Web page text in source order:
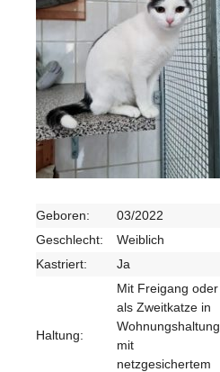
Geboren:
03/2022
Geschlecht:
Weiblich
Kastriert:
Ja
Haltung:
Mit Freigang oder
als Zweitkatze in
Wohnungshaltung
mit
netzgesichertem